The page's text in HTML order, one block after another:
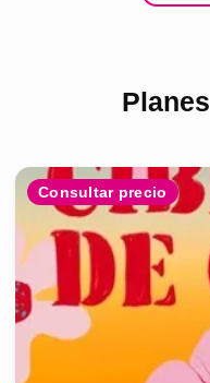
Consultar precio